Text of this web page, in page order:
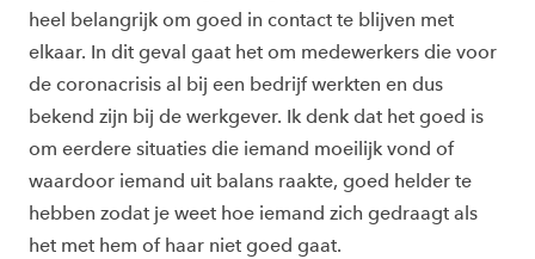
heel belangrijk om goed in contact te blijven met
elkaar. In dit geval gaat het om medewerkers die voor
de coronacrisis al bij een bedrijf werkten en dus
bekend zijn bij de werkgever. Ik denk dat het goed is
om eerdere situaties die iemand moeilijk vond of
waardoor iemand uit balans raakte, goed helder te
hebben zodat je weet hoe iemand zich gedraagt als
het met hem of haar niet goed gaat.